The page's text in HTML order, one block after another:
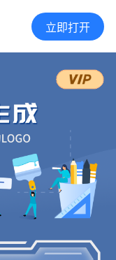
立即打开